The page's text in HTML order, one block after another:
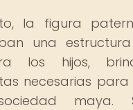
la figura
una
los hijos,
necesarias para
maya.